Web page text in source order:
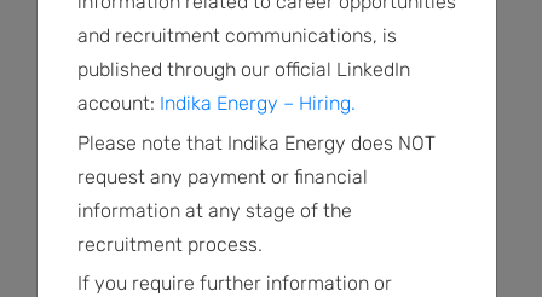
Business Type
Jasa EPC untuk migas
Operation area
Sumatra bagian Tengah, Sumatera Selatan,
Jawa Timur, Sulawesi Tengah, Indonesia
Visit Website
and recruitment communications, is
published through our official LinkedIn
account: Indika Energy – Hiring.
Please note that Indika Energy does NOT
request any payment or financial
information at any stage of the
recruitment process.
If you require further information or